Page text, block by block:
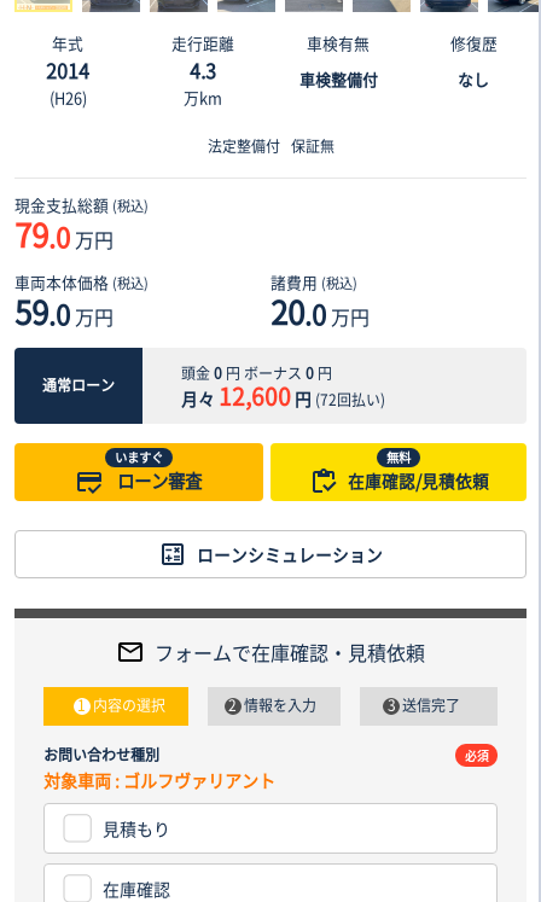
年式
2014
(H26)
走行距離
4.3
万km
車検有無
車検整備付
修復歴
なし
法定整備付 保証無
現金支払総額 (税込)
79.0 万円
車両本体価格 (税込)
59.0 万円
諸費用 (税込)
20.0 万円
通常ローン
頭金0円 ボーナス 0円
月々 12,600円 (72回払い)
いますぐ
ローン審査
無料
在庫確認/見積依頼
ローンシミュレーション
フォームで在庫確認・見積依頼
内容の選択 情報を入力 送信完了
お問い合わせ種別 必須
対象車両 : ゴルフヴァリアント
見積もり
在庫確認